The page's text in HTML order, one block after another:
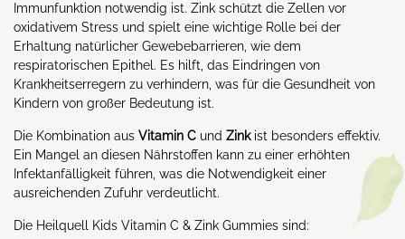
Immunfunktion notwendig ist. Zink schützt die Zellen vor
oxidativem Stress und spielt eine wichtige Rolle bei der
Erhaltung natürlicher Gewebebarrieren, wie dem
respiratorischen Epithel. Es hilft, das Eindringen von
Krankheitserregern zu verhindern, was für die Gesundheit von
Kindern von großer Bedeutung ist.
Die Kombination aus Vitamin C und Zinkist besonders effektiv.
Ein Mangel an diesen Nährstoffen kann zu einer erhöhten
Infektanfälligkeit führen, was die Notwendigkeit einer
ausreichenden Zufuhr verdeutlicht.
Die Heilquell Kids Vitamin C & Zink Gummies sind: